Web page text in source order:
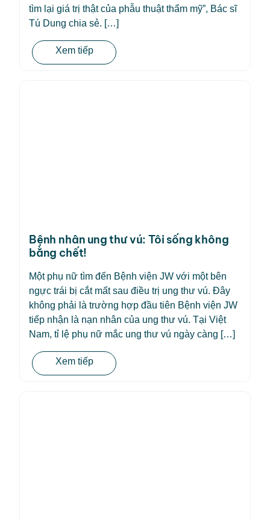
tìm lại giá trị thật của phẫu thuật thẩm mỹ”, Bác sĩ
Tú Dung chia sẻ. […]
Xem tiếp
Bệnh nhân ung thư vú: Tôi sống không
bằng chết!
Một phụ nữ tìm đến Bệnh viện JW với một bên
ngực trái bị cắt mất sau điều trị ung thư vú. Đây
không phải là trường hợp đầu tiên Bệnh viện JW
tiếp nhận là nạn nhân của ung thư vú. Tại Việt
Nam, tỉ lệ phụ nữ mắc ung thư vú ngày càng […]
Xem tiếp